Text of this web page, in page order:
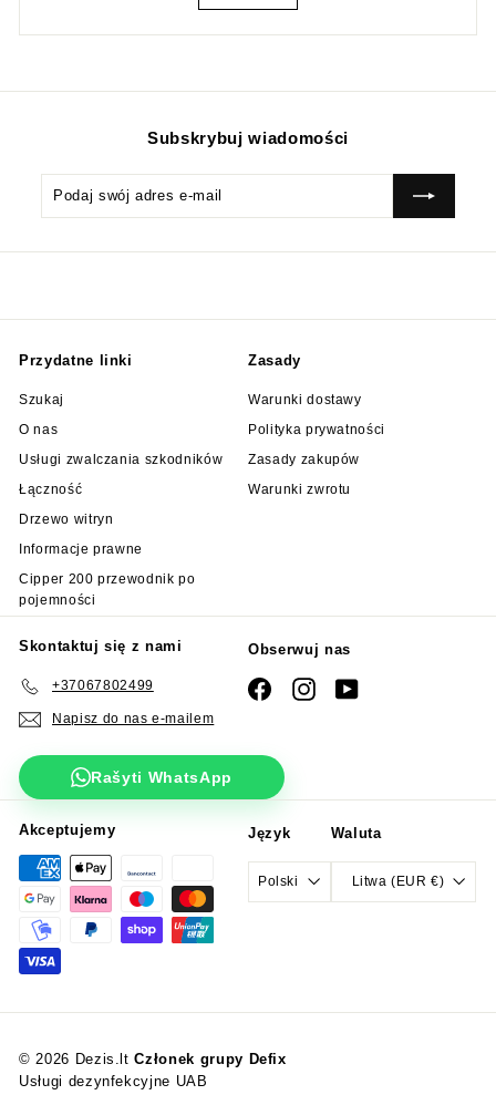
Subskrybuj wiadomości
e-
Przydatne linki
Szukaj
O nas
Usługi zwalczania szkodników
Łączność
Drzewo witryn
Informacje prawne
Cipper 200 przewodnik po
pojemności
Zasady
Warunki dostawy
Polityka prywatności
Zasady zakupów
Warunki zwrotu
Skontaktuj się z nami
+37067802499
Napisz do nas e-mailem
Obserwuj nas
FacebookInstagramYouTube
Rašyti WhatsApp
Akceptujemy Język
Polski
Waluta
Litwa (EUR €)
© 2026 Dezis.ltCzłonek grupy Defix
Usługi dezynfekcyjne UAB